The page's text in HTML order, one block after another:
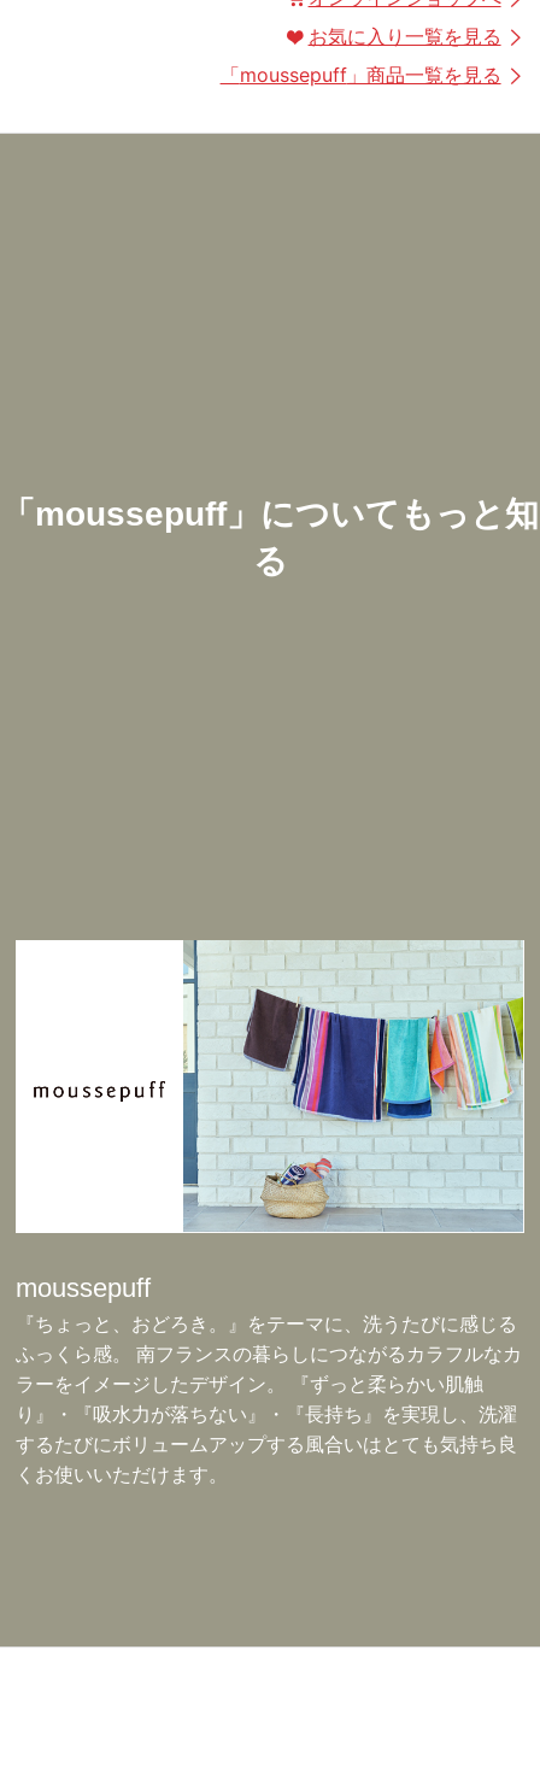
お気に入り一覧を見る
「moussepuff」商品一覧を見る
「 moussepuff」についてもっと知
る
moussepuff
『ちょっと、おどろき。』をテーマに、洗うたびに感じる
ふっくら感。 南フランスの暮らしにつながるカラフルなカ
ラーをイメージしたデザイン。 『ずっと柔らかい肌触
り』・『吸水力が落ちない』・『長持ち』を実現し、洗濯
するたびにボリュームアップする風合いはとても気持ち良
くお使いいただけます。